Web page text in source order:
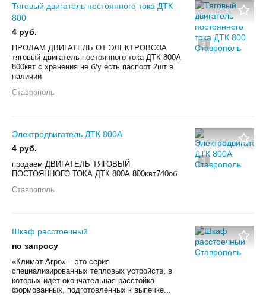
3
Тяговый двигатель постоянного тока ДТК
800
4 руб.
ПРОЛАМ ДВИГАТЕЛЬ ОТ ЭЛЕКТРОВОЗА
тяговый двигатель постоянного тока ДТК 800А
800квт с хранения не б/у есть паспорт 2шт в
наличии
Ставрополь
3
Электродвигатель ДТК 800А
4 руб.
продаем ДВИГАТЕЛЬ ТЯГОВЫЙ
ПОСТОЯННОГО ТОКА ДТК 800А 800квт740об
Ставрополь
Шкаф расстоечный
по запросу
«Климат-Агро» ‒ это серия
специализированных тепловых устройств, в
которых идет окончательная расстойка
формованных, подготовленных к выпечке...